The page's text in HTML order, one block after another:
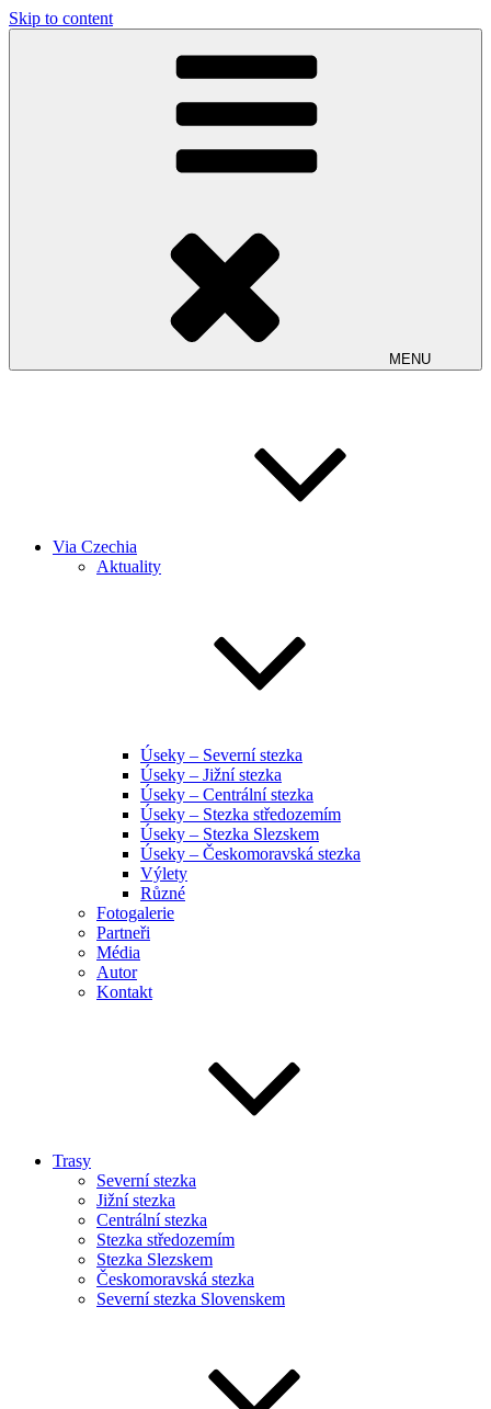
Skip to content
MENU
Via Czechia
Aktuality
Úseky – Severní stezka
Úseky – Jižní stezka
Úseky – Centrální stezka
Úseky – Stezka středozemím
Úseky – Stezka Slezskem
Úseky – Českomoravská stezka
Výlety
Různé
Fotogalerie
Partneři
Média
Autor
Kontakt
Trasy
Severní stezka
Jižní stezka
Centrální stezka
Stezka středozemím
Stezka Slezskem
Českomoravská stezka
Severní stezka Slovenskem